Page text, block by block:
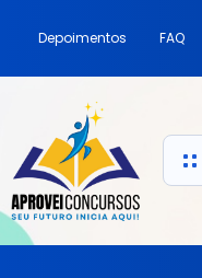
Depoimentos FAQ